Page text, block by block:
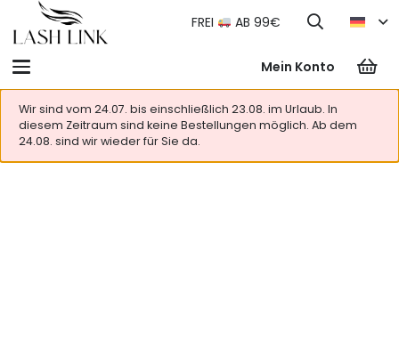
FREI AB 99€
Mein Konto
Wir sind vom 24.07. bis einschließlich 23.08. im Urlaub. In
diesem Zeitraum sind keine Bestellungen möglich. Ab dem
24.08. sind wir wieder für Sie da.